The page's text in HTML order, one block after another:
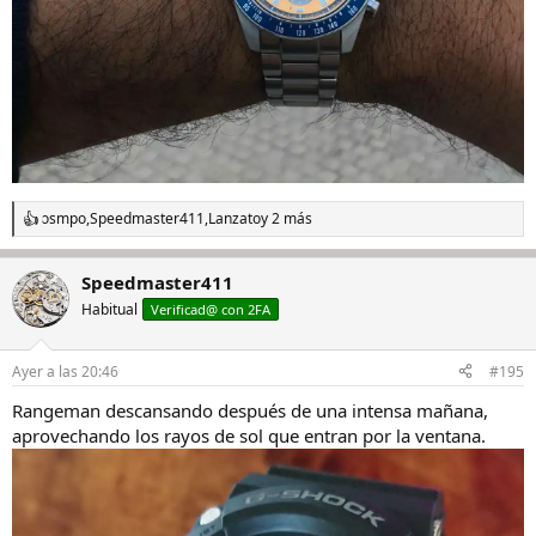
R
e
c
c
i
e
:
osmpo,Speedmaster411,Lanzatoy 2 más
Speedmaster411
Habitual Verificad@ con 2FA
Ayer a las 20:46 #195
Rangeman descansando después de una intensa mañana,
aprovechando los rayos de sol que entran por la ventana.